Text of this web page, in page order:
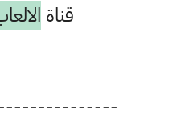
قناة